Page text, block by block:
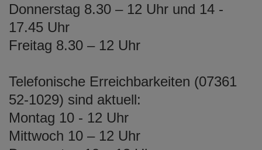
Donnerstag 8.30 – 12 Uhr und 14 -
17.45 Uhr
Freitag 8.30 – 12 Uhr
Telefonische Erreichbarkeiten (07361
52-1029) sind aktuell:
Montag 10 - 12 Uhr
Mittwoch 10 – 12 Uhr